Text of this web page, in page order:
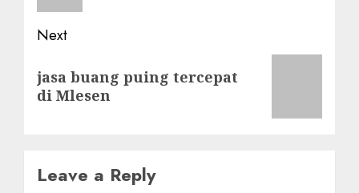
Next
post:
jasa buang puing tercepat
di Mlesen
Leave a Reply